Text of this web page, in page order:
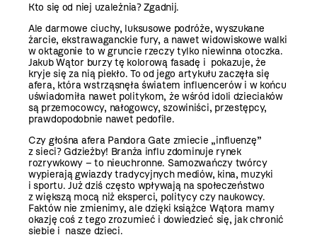
Kto się od niej uzależnia? Zgadnij.
Ale darmowe ciuchy, luksusowe podróże, wyszukane
żarcie, ekstrawaganckie fury, a nawet widowiskowe walki
w oktagonie to w gruncie rzeczy tylko niewinna otoczka.
Jakub Wątor burzy tę kolorową fasadę i pokazuje, że
kryje się za nią piekło. To od jego artykułu zaczęła się
afera, która wstrząsnęła światem influencerów i w końcu
uświadomiła nawet politykom, że wśród idoli dzieciaków
są przemocowcy, nałogowcy, szowiniści, przestępcy,
prawdopodobnie nawet pedofile.
Czy głośna afera Pandora Gate zmiecie „influenzę”
z sieci? Gdzieżby! Branża influ zdominuje rynek
rozrywkowy – to nieuchronne. Samozwańczy twórcy
wypierają gwiazdy tradycyjnych mediów, kina, muzyki
i sportu. Już dziś często wpływają na społeczeństwo
z większą mocą niż eksperci, politycy czy naukowcy.
Faktów nie zmienimy, ale dzięki książce Wątora mamy
okazję coś z tego zrozumieć i dowiedzieć się, jak chronić
siebie i nasze dzieci.